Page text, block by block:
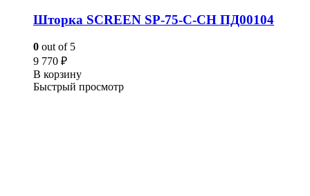
Шторка SCREEN SP-75-C-CH ПД00104
0 out of 5
9 770 ₽
В корзину
Быстрый просмотр